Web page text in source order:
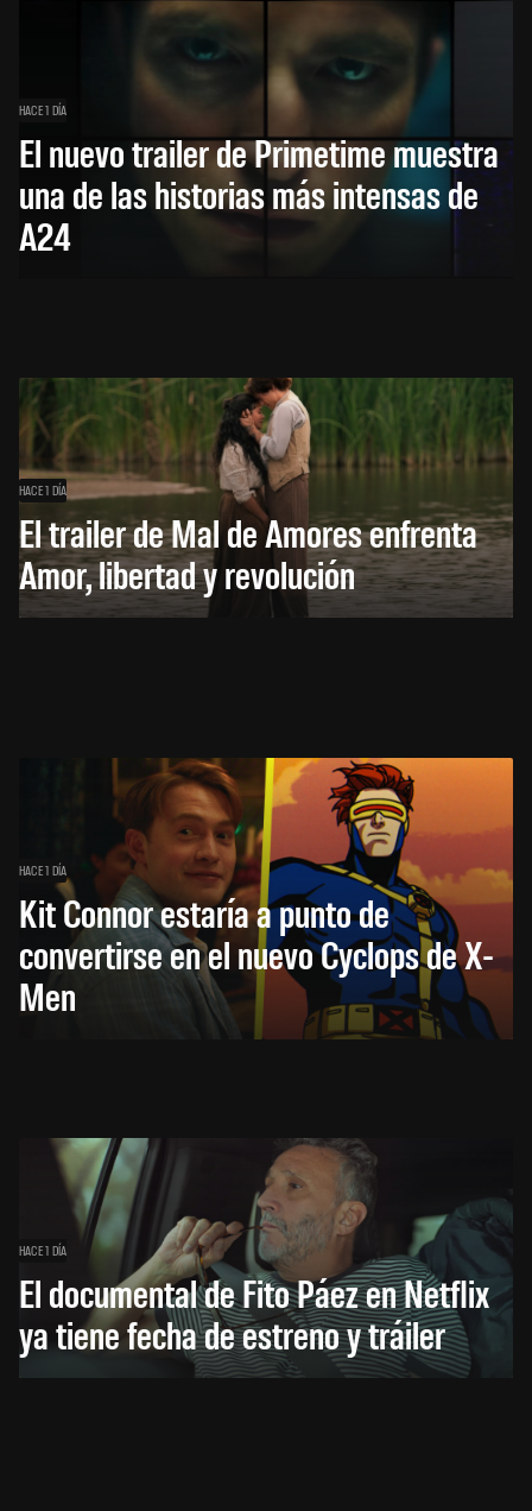
HACE 1 DÍA
El nuevo trailer de Primetime muestra
una de las historias más intensas de
A24
HACE 1 DÍA
El trailer de Mal de Amores enfrenta
Amor, libertad y revolución
HACE 1 DÍA
Kit Connor estaría a punto de
convertirse en el nuevo Cyclops de X-
Men
HACE 1 DÍA
El documental de Fito Páez en Netflix
ya tiene fecha de estreno y tráiler